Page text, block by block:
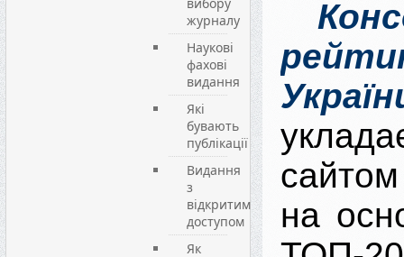
журналу
Наукові
фахові
видання
Які
бувають
публікації
Видання
з
відкритим
доступом
Як
на